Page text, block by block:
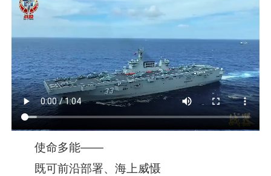
使命多能——
既可前沿部署、海上威慑